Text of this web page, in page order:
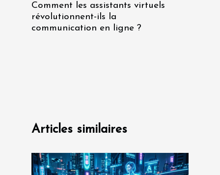
Comment les assistants virtuels
révolutionnent-ils la
communication en ligne ?
Articles similaires